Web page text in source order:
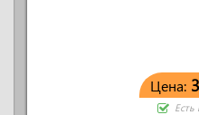
Цена:
Есть